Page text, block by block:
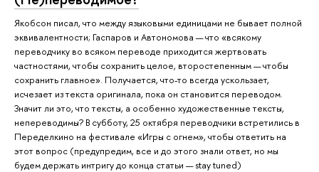
Якобсон писал, что между языковыми единицами не бывает полной
эквивалентности; Гаспаров и Автономова — что «всякому
переводчику во всяком переводе приходится жертвовать
частностями, чтобы сохранить целое, второстепенным — чтобы
сохранить главное». Получается, что-то всегда ускользает,
исчезает из текста оригинала, пока он становится переводом.
Значит ли это, что тексты, а особенно художественные тексты,
непереводимы? В субботу, 25 октября переводчики встретились в
Переделкино на фестивале «Игры с огнем», чтобы ответить на
этот вопрос (предупредим, все и до этого знали ответ, но мы
будем держать интригу до конца статьи — stay tuned)